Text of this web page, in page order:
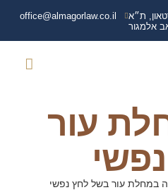
office@almagorlaw.co.il
אלמגור
עור
במחלת עור בשל לחץ נפשי